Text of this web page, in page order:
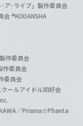
ア･ライブ」製作委員会
®KODANSHA
作委員会
作委員会
委員会
ールアイドル同好会
／Prisma☆Phanta